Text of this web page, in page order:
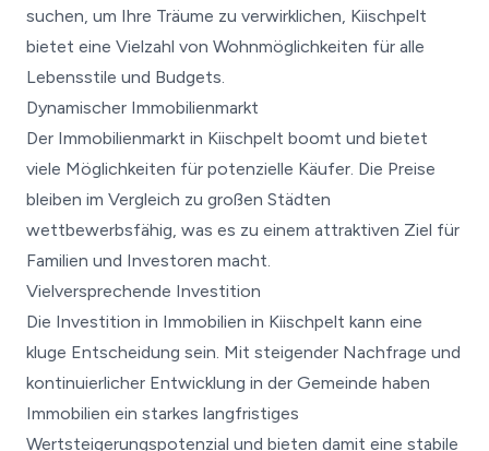
suchen, um Ihre Träume zu verwirklichen, Kiischpelt
bietet eine Vielzahl von Wohnmöglichkeiten für alle
Lebensstile und Budgets.
Dynamischer Immobilienmarkt
Der Immobilienmarkt in Kiischpelt boomt und bietet
viele Möglichkeiten für potenzielle Käufer. Die Preise
bleiben im Vergleich zu großen Städten
wettbewerbsfähig, was es zu einem attraktiven Ziel für
Familien und Investoren macht.
Vielversprechende Investition
Die Investition in Immobilien in Kiischpelt kann eine
kluge Entscheidung sein. Mit steigender Nachfrage und
kontinuierlicher Entwicklung in der Gemeinde haben
Immobilien ein starkes langfristiges
Wertsteigerungspotenzial und bieten damit eine stabile